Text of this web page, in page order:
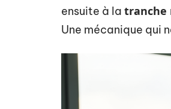
ensuite à la tranche
Une mécanique qui